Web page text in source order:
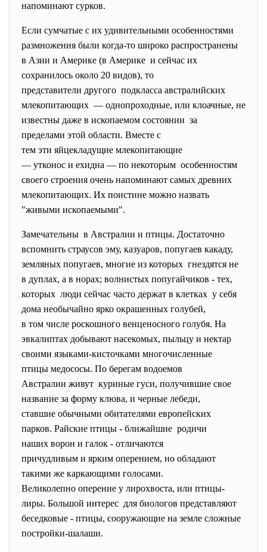
напоминают сурков.
Если сумчатые с их удивительными особенностями
размножения были когда-то широко распространены
в Азии и Америке (в Америке и сейчас их
сохранилось около 20 видов), то
представители другого подкласса австралийских
млекопитающих — однопроходные, или клоачные, не
известны даже в ископаемом состоянии за
пределами этой области. Вместе с
тем эти яйцекладущие млекопитающие
— утконос и ехидна — по некоторым особенностям
своего строения очень напоминают самых древних
млекопитающих. Их поистине можно назвать
"живыми ископаемыми".
Замечательны в Австралии и птицы. Достаточно
вспомнить страусов эму, казуаров, попугаев какаду,
земляных попугаев, многие из которых гнездятся не
в дуплах, а в норах; волнистых попугайчиков - тех,
которых люди сейчас часто держат в клетках у себя
дома необычайно ярко окрашенных голубей,
в том числе роскошного венценосного голубя. На
эвкалиптах добывают насекомых, пыльцу и нектар
своими языками-кисточками многочисленные
птицы медососы. По берегам водоемов
Австралии живут куриные гуси, получившие свое
название за форму клюва, и черные лебеди,
ставшие обычными обитателями европейских
парков. Райские птицы - ближайшие родичи
наших ворон и галок - отличаются
причудливым и ярким оперением, но обладают
такими же каркающими голосами.
Великолепно оперение у лирохвоста, или птицы-
лиры. Большой интерес для биологов представляют
беседковые - птицы, сооружающие на земле сложные
постройки-шалаши.